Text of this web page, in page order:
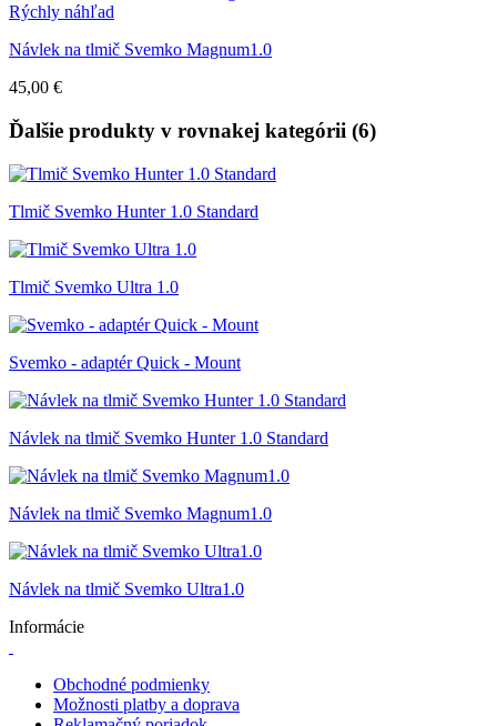
Rýchly náhľad
Návlek na tlmič Svemko Magnum1.0
45,00 €
Ďalšie produkty v rovnakej kategórii (6)
Tlmič Svemko Hunter 1.0 Standard
Tlmič Svemko Ultra 1.0
Svemko - adaptér Quick - Mount
Návlek na tlmič Svemko Hunter 1.0 Standard
Návlek na tlmič Svemko Magnum1.0
Návlek na tlmič Svemko Ultra1.0
Informácie
Obchodné podmienky
Možnosti platby a doprava